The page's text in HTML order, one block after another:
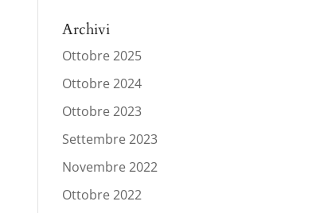
Archivi
Ottobre 2025
Ottobre 2024
Ottobre 2023
Settembre 2023
Novembre 2022
Ottobre 2022